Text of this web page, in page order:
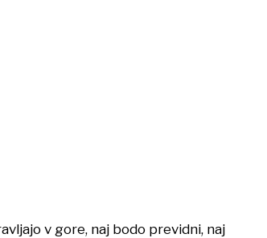
v gore, naj bodo previdni, naj